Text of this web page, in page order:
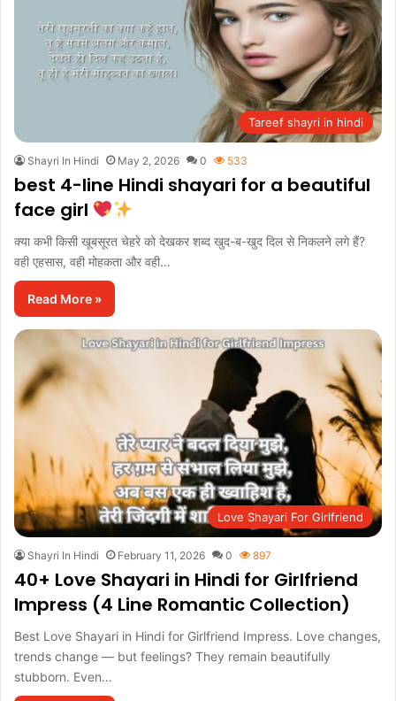
Tareef shayri in hindi
Shayri In Hindi May 2, 2026 0 533
best 4-line Hindi shayari for a beautiful
face girl
क्या कभी किसी खूबसूरत चेहरे को देखकर शब्द खुद-ब-खुद दिल से निकलने लगे हैं?
वही एहसास, वही मोहकता और वही…
Read More »
Love Shayari For Girlfriend
Shayri In Hindi February 11, 2026 0 897
40+ Love Shayari in Hindi for Girlfriend
Impress (4 Line Romantic Collection)
Best Love Shayari in Hindi for Girlfriend Impress. Love changes,
trends change — but feelings? They remain beautifully
stubborn. Even…